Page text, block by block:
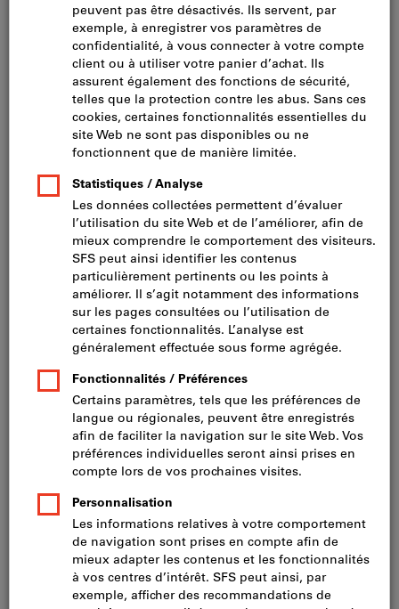
Cliquer pour agrandir l’image
Prix par 1 Unité
TVA incluse Prix et frais de livraison
Prix HT CHF 205.50